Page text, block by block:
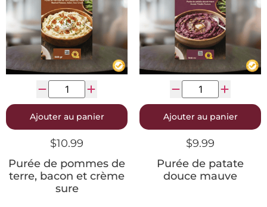
Purée de pommes de
terre, bacon et crème
sure
$10.99
Ajouter au panier
Purée de patate
douce mauve
$9.99
Ajouter au panier